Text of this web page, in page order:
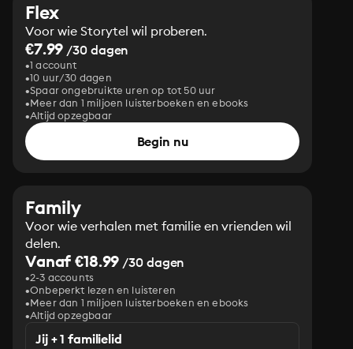
Flex
Voor wie Storytel wil proberen.
€7.99 /30 dagen
1 account
10 uur/30 dagen
Spaar ongebruikte uren op tot 50 uur
Meer dan 1 miljoen luisterboeken en ebooks
Altijd opzegbaar
Begin nu
Family
Voor wie verhalen met familie en vrienden wil
delen.
Vanaf €18.99 /30 dagen
2-3 accounts
Onbeperkt lezen en luisteren
Meer dan 1 miljoen luisterboeken en ebooks
Altijd opzegbaar
Jij + 1 familielid